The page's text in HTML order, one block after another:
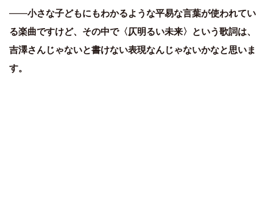
――小さな子どもにもわかるような平易な言葉が使われてい
る楽曲ですけど、その中で〈仄明るい未来〉という歌詞は、
吉澤さんじゃないと書けない表現なんじゃないかなと思いま
す。